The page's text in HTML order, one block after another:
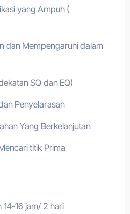
yang Ampuh (
dan Mempengaruhi dalam
SQ dan EQ)
Penyelarasan
Yang Berkelanjutan
titik Prima
14-16 jam/ 2 hari